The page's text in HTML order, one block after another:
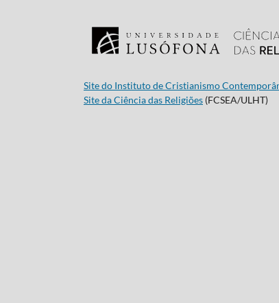
Site do Instituto de Cristianismo
Site da Ciência das Religiões (FCSEA/ULHT)